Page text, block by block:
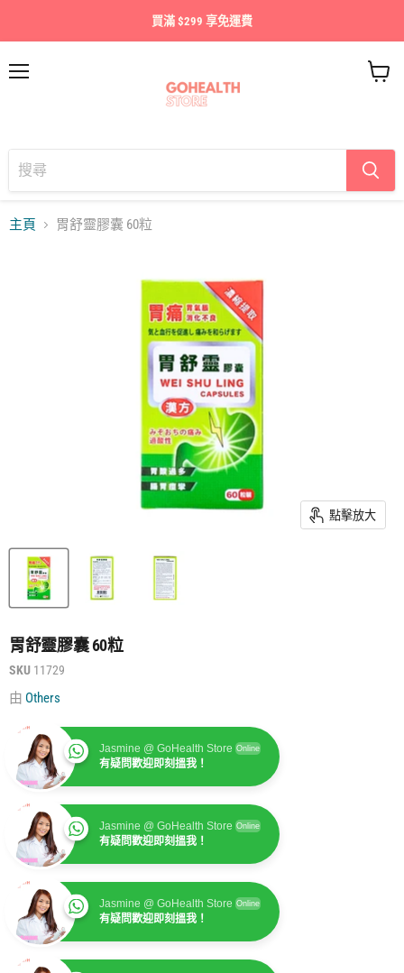
買滿 $299 享免運費
車
主頁 胃舒靈膠囊 60粒
點擊放大
胃舒靈膠囊 60粒
SKU 11729
由 Others
Jasmine @ GoHealth Store Online
有疑問歡迎即刻搵我！
Jasmine @ GoHealth Store Online
有疑問歡迎即刻搵我！
Jasmine @ GoHealth Store Online
有疑問歡迎即刻搵我！